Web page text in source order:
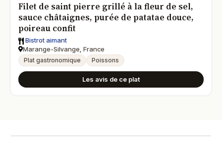
Filet de saint pierre grillé à la fleur de sel,
sauce châtaignes, purée de patatae douce,
poireau confit
Bistrot aimant
Marange-Silvange, France
Plat gastronomique Poissons
Les avis de ce plat